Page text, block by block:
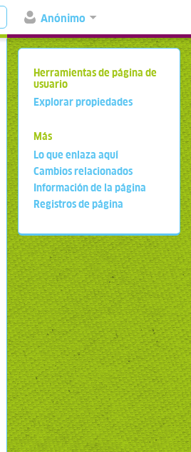
Anónimo
Herramientas de página de
usuario
Explorar propiedades
Más
Lo que enlaza aquí
Cambios relacionados
Información de la página
Registros de página